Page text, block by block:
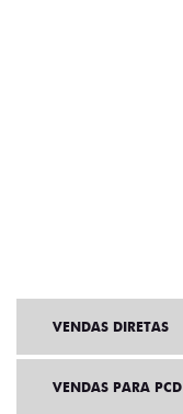
VENDAS DIRETAS
VENDAS PARA PCD